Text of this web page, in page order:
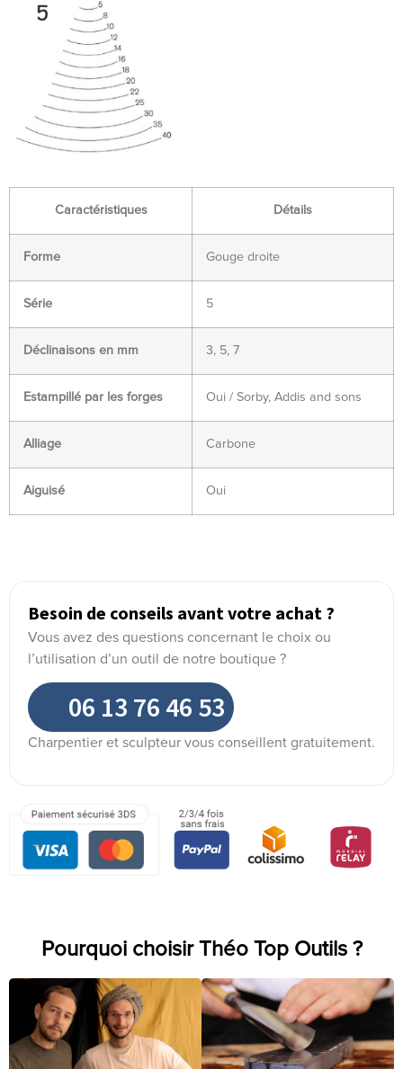
Caractéristiques Détails
Forme Gouge droite
Série 5
Déclinaisons en mm 3, 5, 7
Estampillé par les forges Oui / Sorby, Addis and sons
Alliage Carbone
Aiguisé Oui
Besoin de conseils avant votre achat ?
Vous avez des questions concernant le choix ou
l’utilisation d’un outil de notre boutique ?
06 13 76 46 53
Charpentier et sculpteur vous conseillent gratuitement.
Pourquoi choisir Théo Top Outils ?